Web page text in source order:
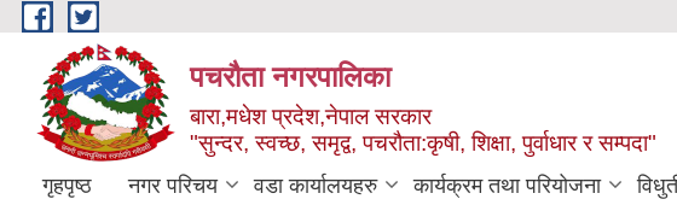
Skip to main content
पचरौता नगरपालिका
बारा,मधेश प्रदेश,नेपाल सरकार
"सुन्दर, स्वच्छ, समृद्व, पचरौता:कृषी, शिक्षा, पुर्वाधार र सम्पदा"
गृहपृष्ठ नगर परिचय वडा कार्यालयहरु कार्यक्रम तथा परियोजना